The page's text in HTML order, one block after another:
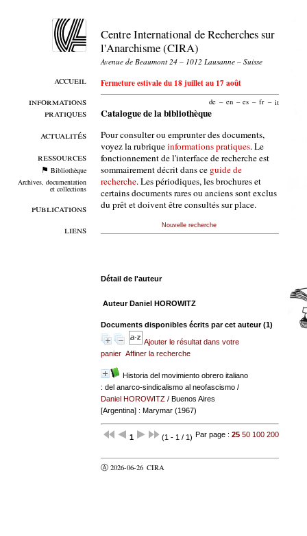
accueil
informations
pratiques
actualités
ressources
Bibliothèque
Archives, documentation
et collections
publications
liens
Centre International de Recherches sur
l'Anarchisme (CIRA)
Avenue de Beaumont 24 – 1012 Lausanne – Suisse
Fermeture estivale du 18 juillet au 17 août
de – en – es – fr – it
Catalogue de la bibliothèque
Pour consulter ou emprunter des documents,
voyez la rubriqueinformations pratiques. Le
fonctionnement de l'interface de recherche est
sommairement décrit dans ce guide de
recherche. Les périodiques, les brochures et
certains documents rares ou anciens sont exclus
du prêt et doivent être consultés sur place.
Nouvelle recherche
Détail de l'auteur
Auteur Daniel HOROWITZ
Documents disponibles écrits par cet auteur (1)
Ajouter le résultat dans votre
panier Affiner la recherche
Historia del movimiento obrero italiano
: del anarco-sindicalismo al neofascismo/
Daniel HOROWITZ/ Buenos Aires
[Argentina] : Marymar (1967)
1 (1 - 1 / 1) Par page : 25 50 100 200
Ⓐ 2026-06-26 CIRA